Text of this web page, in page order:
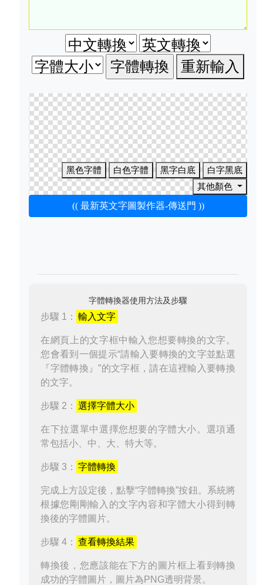
重新輸入
黑色字體 白色字體 黑字白底
白字黑底
其他顏色
(( 最新英文字圖製作器-傳送門 ))
字體轉換器使用方法及步驟
步驟 1： 輸入文字
在網頁上的文字框中輸入您想要轉換的文字。
您會看到一個提示“請輸入要轉換的文字並點選
『字體轉換』”的文字框，請在這裡輸入要轉換
的文字。
步驟 2： 選擇字體大小
在下拉選單中選擇您想要的字體大小。選項通
常包括小、中、大、特大等。
步驟 3： 字體轉換
完成上方設定後，點擊“字體轉換”按鈕。系統將
根據您剛剛輸入的文字內容和字體大小得到轉
換後的字體圖片。
步驟 4： 查看轉換結果
轉換後，您應該能在下方的圖片框上看到轉換
成功的字體圖片，圖片為PNG透明背景。